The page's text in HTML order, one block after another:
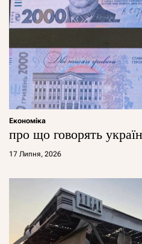
Економіка
про що говорять
17 Липня, 2026